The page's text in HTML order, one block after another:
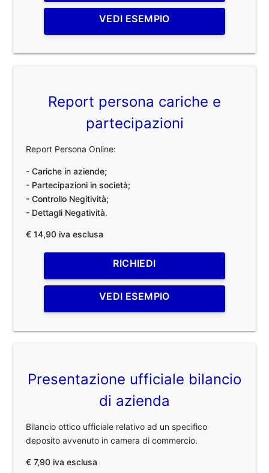
VEDI ESEMPIO
Report persona cariche e
partecipazioni
Report Persona Online:
- Cariche in aziende;
- Partecipazioni in società;
- Controllo Negitività;
- Dettagli Negatività.
€ 14,90 iva esclusa
RICHIEDI
VEDI ESEMPIO
Presentazione ufficiale bilancio
di azienda
Bilancio ottico ufficiale relativo ad un specifico
deposito avvenuto in camera di commercio.
€ 7,90 iva esclusa